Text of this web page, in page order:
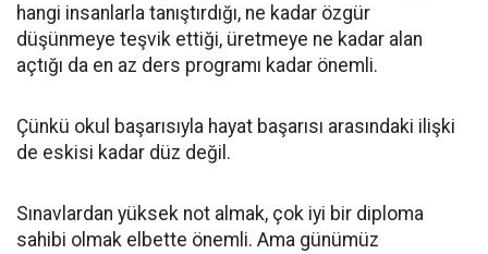
hangi insanlarla tanıştırdığı, ne kadar özgür
düşünmeye teşvik ettiği, üretmeye ne kadar alan
açtığı da en az ders programı kadar önemli.
Çünkü okul başarısıyla hayat başarısı arasındaki ilişki
de eskisi kadar düz değil.
Sınavlardan yüksek not almak, çok iyi bir diploma
sahibi olmak elbette önemli. Ama günümüz